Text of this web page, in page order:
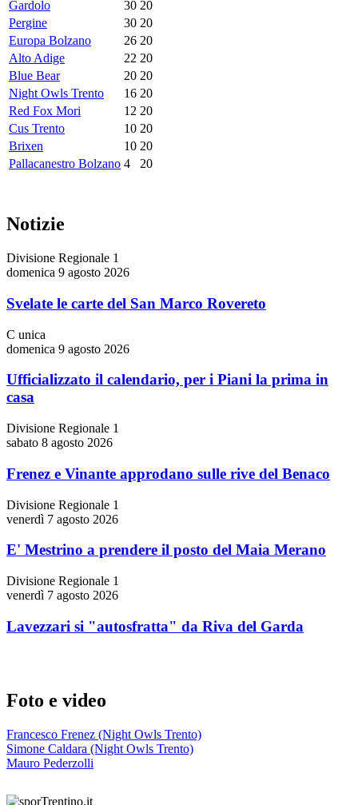
Gardolo 30 20
Pergine
30 20
Europa Bolzano
26 20
Alto Adige
22 20
Blue Bear
20 20
Night Owls Trento
16 20
Red Fox Mori
12 20
Cus Trento
10 20
Brixen
10 20
Pallacanestro Bolzano 4 20
Notizie
Divisione Regionale 1
domenica 9 agosto 2026
Svelate le carte del San Marco Rovereto
C unica
domenica 9 agosto 2026
Ufficializzato il calendario, per i Piani la prima in
casa
Divisione Regionale 1
sabato 8 agosto 2026
Frenez e Vinante approdano sulle rive del Benaco
Divisione Regionale 1
venerdì 7 agosto 2026
E' Mestrino a prendere il posto del Maia Merano
Divisione Regionale 1
venerdì 7 agosto 2026
Lavezzari si "autosfratta" da Riva del Garda
Foto e video
Francesco Frenez (Night Owls Trento)
Simone Caldara (Night Owls Trento)
Mauro Pederzolli